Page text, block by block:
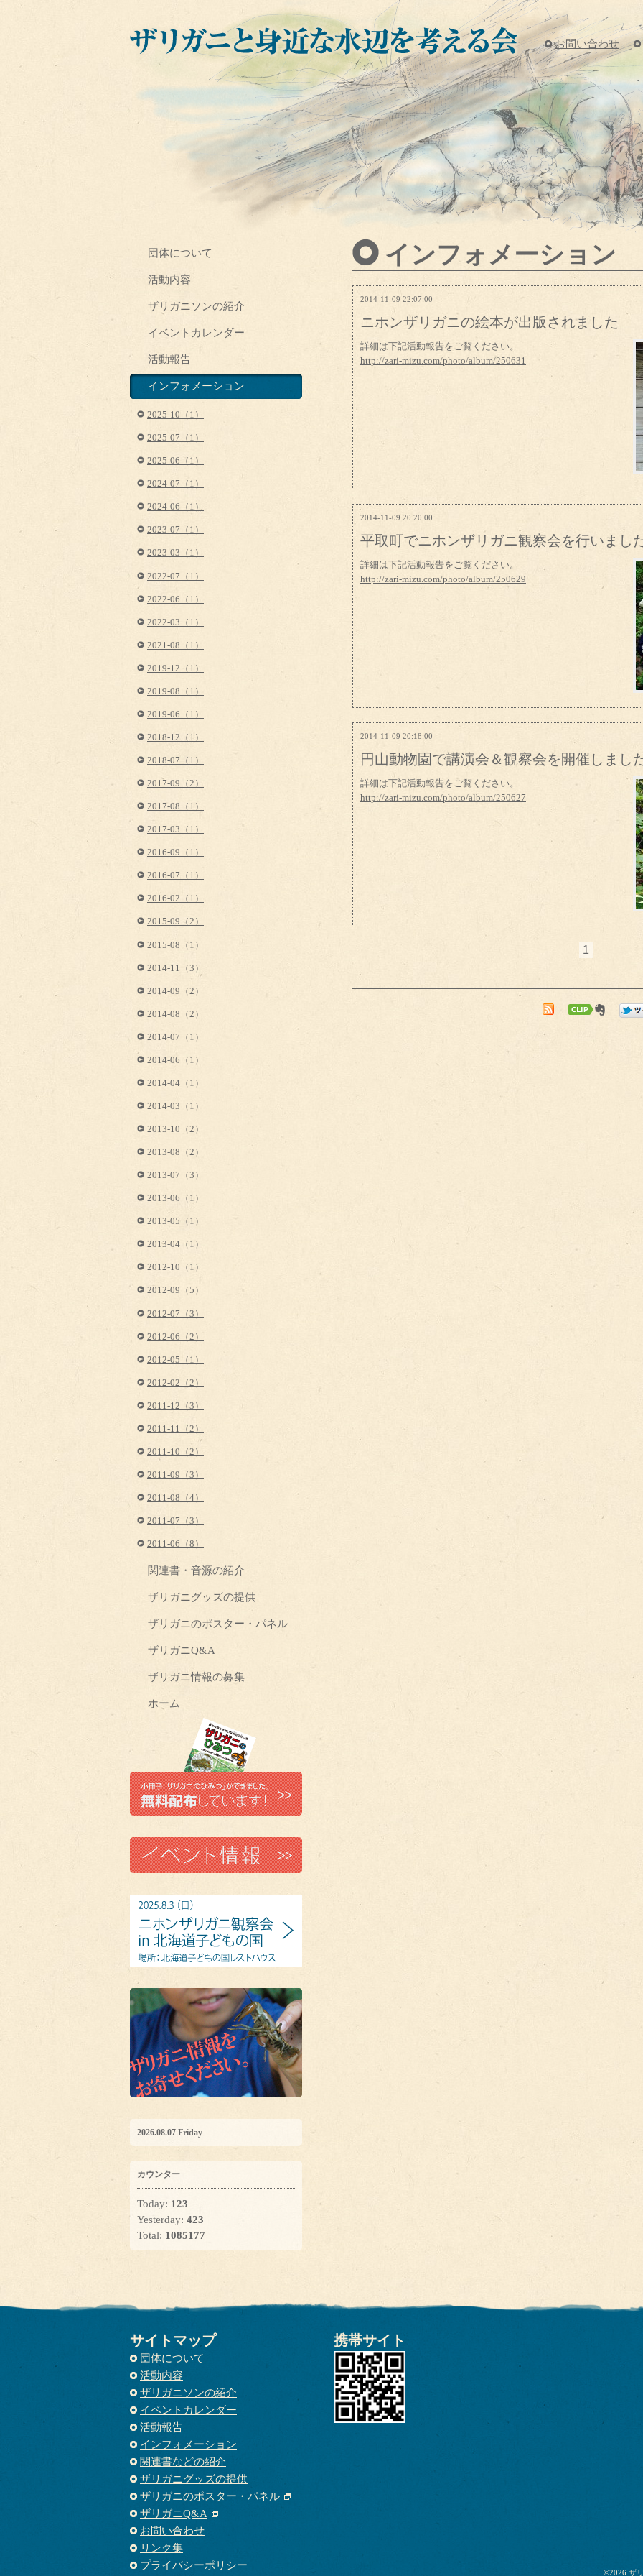
お問い合わせ
インフォメーション
2014-11-09 22:07:00
ニホンザリガニの絵本が出版されました
詳細は下記活動報告をご覧ください。
http://zari-mizu.com/photo/album/250631
2014-11-09 20:20:00
平取町でニホンザリガニ観察会を行いまし
詳細は下記活動報告をご覧ください。
http://zari-mizu.com/photo/album/250629
2014-11-09 20:18:00
円山動物園で講演会＆観察会を開催しまし
詳細は下記活動報告をご覧ください。
http://zari-mizu.com/photo/album/250627
1
団体について
活動内容
ザリガニソンの紹介
イベントカレンダー
活動報告
インフォメーション
2025-10（1）
2025-07（1）
2025-06（1）
2024-07（1）
2024-06（1）
2023-07（1）
2023-03（1）
2022-07（1）
2022-06（1）
2022-03（1）
2021-08（1）
2019-12（1）
2019-08（1）
2019-06（1）
2018-12（1）
2018-07（1）
2017-09（2）
2017-08（1）
2017-03（1）
2016-09（1）
2016-07（1）
2016-02（1）
2015-09（2）
2015-08（1）
2014-11（3）
2014-09（2）
2014-08（2）
2014-07（1）
2014-06（1）
2014-04（1）
2014-03（1）
2013-10（2）
2013-08（2）
2013-07（3）
2013-06（1）
2013-05（1）
2013-04（1）
2012-10（1）
2012-09（5）
2012-07（3）
2012-06（2）
2012-05（1）
2012-02（2）
2011-12（3）
2011-11（2）
2011-10（2）
2011-09（3）
2011-08（4）
2011-07（3）
2011-06（8）
関連書・音源の紹介
ザリガニグッズの提供
ザリガニのポスター・パネル
ザリガニQ&A
ザリガニ情報の募集
ホーム
2026.08.07 Friday
カウンター
Today: 123
Yesterday: 423
Total: 1085177
サイトマップ
団体について
活動内容
ザリガニソンの紹介
イベントカレンダー
活動報告
インフォメーション
関連書などの紹介
ザリガニグッズの提供
ザリガニのポスター・パネル
ザリガニQ&A
お問い合わせ
リンク集
プライバシーポリシー
携帯サイト
©2026 ザ